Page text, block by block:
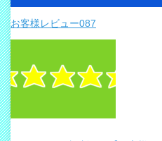
お客様レビュー087